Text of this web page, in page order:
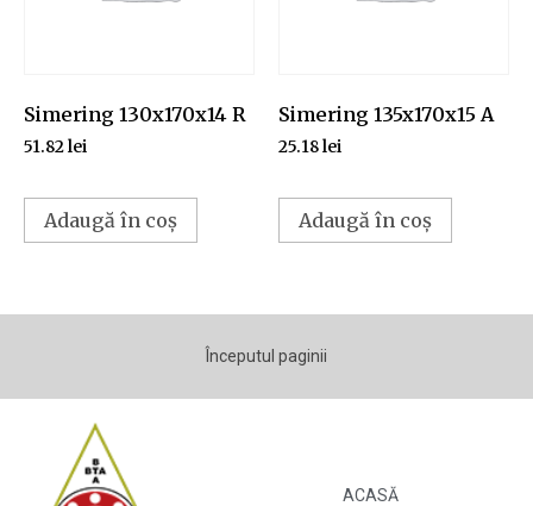
Simering 130x170x14 R
51.82lei
Adaugă în coș
Simering 135x170x15 A
25.18lei
Adaugă în coș
Începutul paginii
ACASĂ